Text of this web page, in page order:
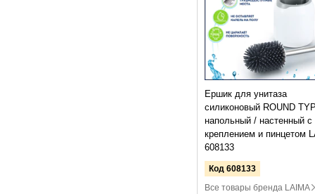
Ершик для унитаза
силиконовый ROUND
напольный / настенный с
креплением и пинцетом
608133
Код 608133
Все товары бренда LAIMA